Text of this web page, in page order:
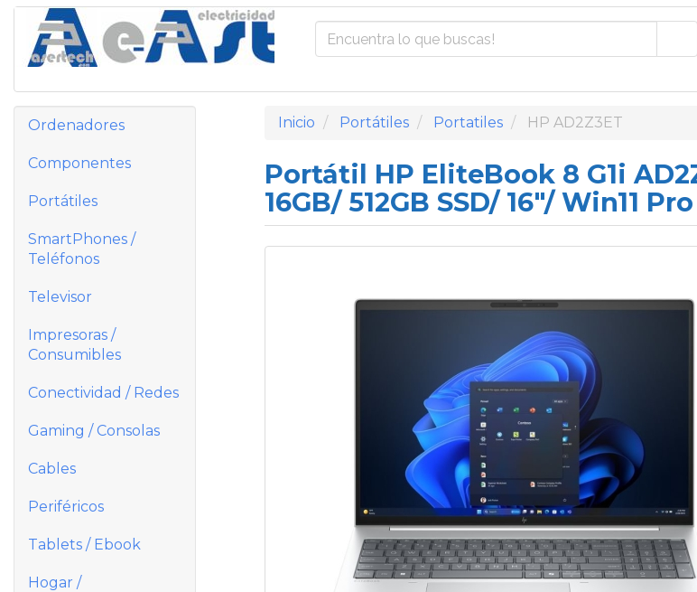
Ordenadores
Componentes
Portátiles
SmartPhones /
Teléfonos
Televisor
Impresoras /
Consumibles
Conectividad / Redes
Gaming / Consolas
Cables
Periféricos
Tablets / Ebook
Hogar /
Inicio Portátiles Portatiles HP AD2Z3ET
Portátil HP EliteBook 8 G1i
16GB/ 512GB SSD/ 16"/ Win11 Pro